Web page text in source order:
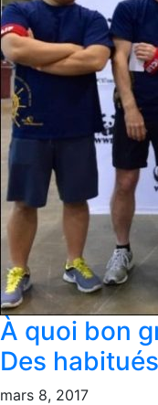
À quoi bon
Des
mars 8, 2017